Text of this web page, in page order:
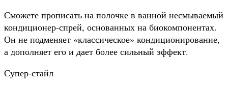
Сможете прописать на полочке в ванной несмываемый
кондиционер-спрей, основанных на биокомпонентах.
Он не подменяет «классическое» кондиционирование,
а дополняет его и дает более сильный эффект.
Супер-стайл